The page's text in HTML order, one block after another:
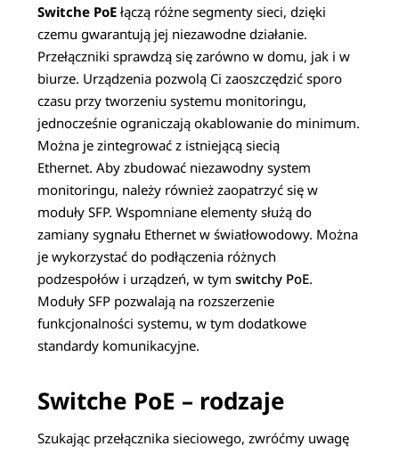
Switche PoEłączą różne segmenty sieci, dzięki
czemu gwarantują jej niezawodne działanie.
Przełączniki sprawdzą się zarówno w domu, jak i w
biurze. Urządzenia pozwolą Ci zaoszczędzić sporo
czasu przy tworzeniu systemu monitoringu,
jednocześnie ograniczają okablowanie do minimum.
Można je zintegrować z istniejącą siecią
Ethernet.Aby zbudować niezawodny system
monitoringu, należy również zaopatrzyć się w
moduły SFP. Wspomniane elementy służą do
zamiany sygnału Ethernet w światłowodowy. Można
je wykorzystać do podłączenia różnych
podzespołów i urządzeń, w tymswitchy PoE.
Moduły SFP pozwalają na rozszerzenie
funkcjonalności systemu, w tym dodatkowe
standardy komunikacyjne.
Switche PoE – rodzaje
Szukając przełącznika sieciowego, zwróćmy uwagę